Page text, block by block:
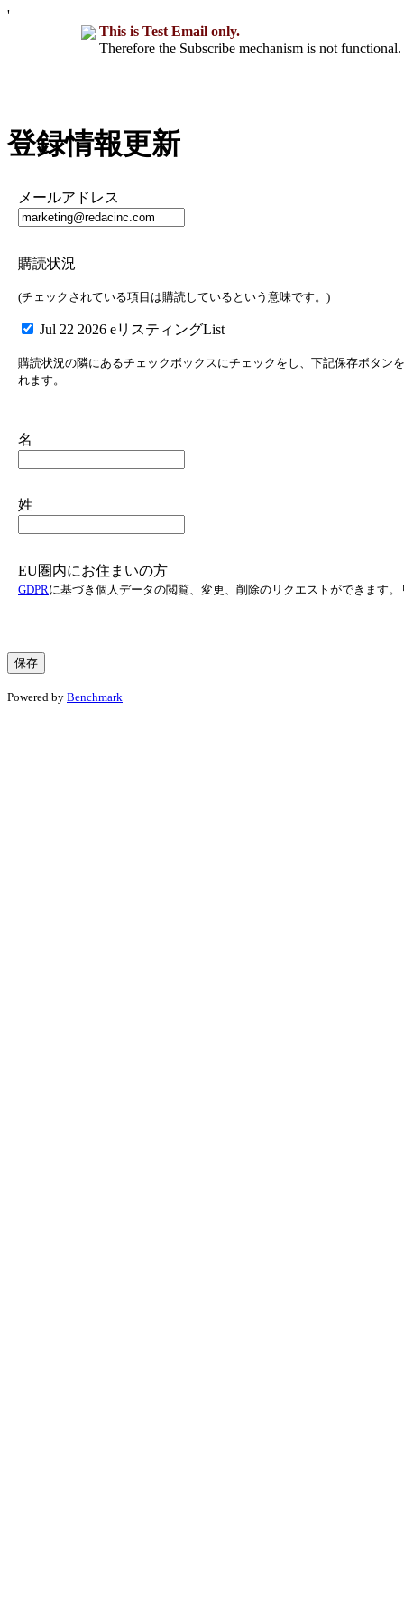
'
This is Test Email only.
Therefore the Subscribe mechanism is not
登録情報更新
メールアドレス
購読状況
(チェックされている項目は購読しているという意味です。)
Jul 22 2026 eリスティングList
購読状況の隣にあるチェックボックスにチェックをし、下記保存ボタ
れます。
名
姓
EU圏内にお住まいの方
GDPRに基づき個人データの閲覧、変更、削除のリクエストができます
Powered by Benchmark